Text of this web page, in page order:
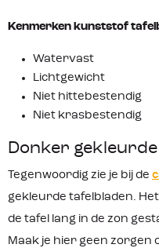
Kenmerken kunststof
Watervast
Lichtgewicht
Niet hittebestendig
Niet krasbestendig
Donker
Tegenwoordig zie je bij de
gekleurde tafelbladen.
de tafel lang in de zon
Maak je hier geen zorgen